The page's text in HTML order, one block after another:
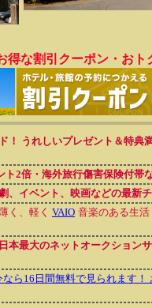
得な割引クーポン・おト
！ うれしいプレゼント＆特典
2倍・海外旅行傷害保険付帯
、イベント、映画などの最新
く、軽く VAIO 音楽のある生活
本最大のネットオークション
なら16日間無料で見られます